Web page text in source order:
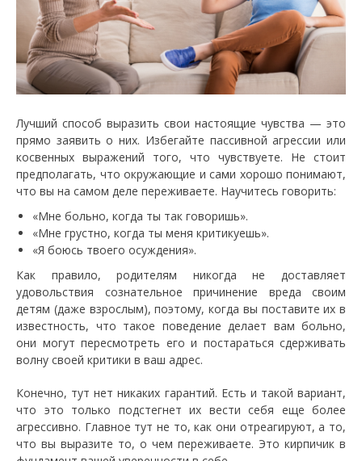
Лучший способ выразить свои настоящие чувства — это
прямо заявить о них. Избегайте пассивной агрессии или
косвенных выражений того, что чувствуете. Не стоит
предполагать, что окружающие и сами хорошо понимают,
что вы на самом деле переживаете. Научитесь говорить:
«Мне больно, когда ты так говоришь».
«Мне грустно, когда ты меня критикуешь».
«Я боюсь твоего осуждения».
Как правило, родителям никогда не доставляет
удовольствия сознательное причинение вреда своим
детям (даже взрослым), поэтому, когда вы поставите их в
известность, что такое поведение делает вам больно,
они могут пересмотреть его и постараться сдерживать
волну своей критики в ваш адрес.
Конечно, тут нет никаких гарантий. Есть и такой вариант,
что это только подстегнет их вести себя еще более
агрессивно. Главное тут не то, как они отреагируют, а то,
что вы выразите то, о чем переживаете. Это кирпичик в